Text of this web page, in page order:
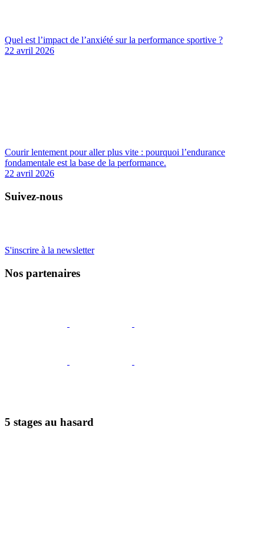
Quel est l’impact de l’anxiété sur la performance sportive ?
22 avril 2026
Courir lentement pour aller plus vite : pourquoi l’endurance
fondamentale est la base de la performance.
22 avril 2026
Suivez-nous
S'inscrire à la newsletter
Nos partenaires
5 stages au hasard